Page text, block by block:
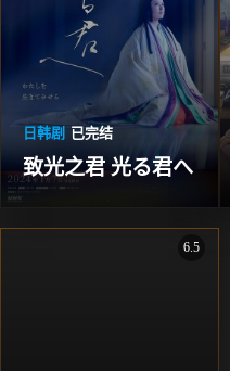
日韩剧 已完结
致光之君 光る君へ
6.5